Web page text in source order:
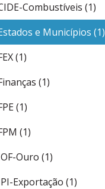
Combustíveis (1)
e Municípios (1)
(1)
(1)
(1)
(1)
Ouro (1)
Exportação (1)